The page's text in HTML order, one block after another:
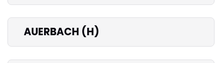
AUERBACH (H)